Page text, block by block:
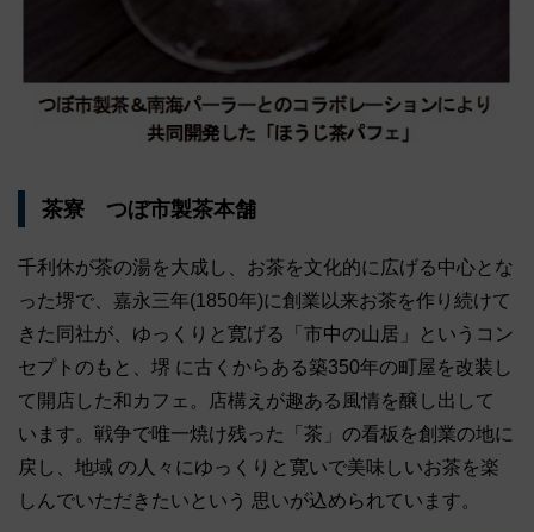
茶寮 つぼ市製茶本舗
千利休が茶の湯を大成し、お茶を文化的に広げる中心とな
った堺で、嘉永三年(1850年)に創業以来お茶を作り続けて
きた同社が、ゆっくりと寛げる「市中の山居」というコン
セプトのもと、堺 に古くからある築350年の町屋を改装し
て開店した和カフェ。店構えが趣ある風情を醸し出して
います。戦争で唯一焼け残った「茶」の看板を創業の地に
戻し、地域 の人々にゆっくりと寛いで美味しいお茶を楽
しんでいただきたいという 思いが込められています。